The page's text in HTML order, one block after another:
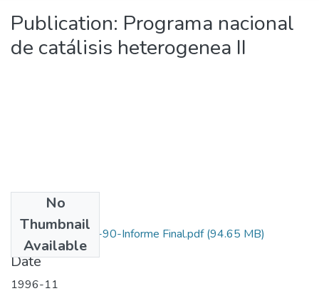
Publication: Programa nacional
de catálisis heterogenea II
No
Thumbnail
Available
1101-05-088-90-Informe Final.pdf(94.65 MB)
Date
1996-11